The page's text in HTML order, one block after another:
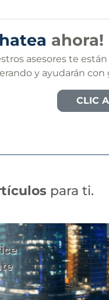
ahora!
asesores te están
y ayudarán con
CLIC
para ti.